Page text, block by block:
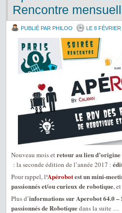
Rencontre
PUBLIÉ PAR PHILOO LE 8
Nouveau mois etretour au lieu d’origine
: la seconde édition de l’année 2017 :
Pour rappel, l‘Apérobotest un mini-
passionnés et/ou curieux de robotique,
Plus d’informations sur Aperobot 64.0 –
passionnés de Robotiquedans la suite …